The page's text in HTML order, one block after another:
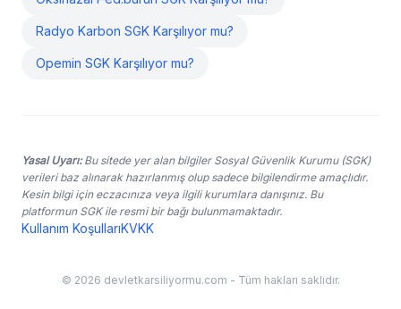
Radyo Karbon SGK Karşılıyor mu?
Opemin SGK Karşılıyor mu?
Yasal Uyarı:Bu sitede yer alan bilgiler Sosyal Güvenlik Kurumu (SGK)
verileri baz alınarak hazırlanmış olup sadece bilgilendirme amaçlıdır.
Kesin bilgi için eczacınıza veya ilgili kurumlara danışınız. Bu
platformun SGK ile resmi bir bağı bulunmamaktadır.
Kullanım KoşullarıKVKK
© 2026 devletkarsiliyormu.com - Tüm hakları saklıdır.